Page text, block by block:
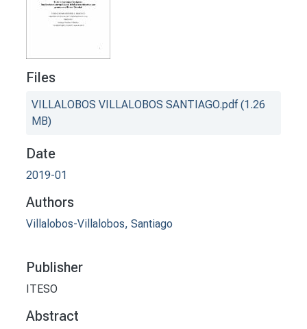
Files
VILLALOBOS VILLALOBOS SANTIAGO.pdf(1.26
MB)
Date
2019-01
Authors
Villalobos-Villalobos, Santiago
Publisher
ITESO
Abstract